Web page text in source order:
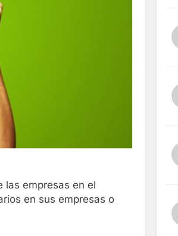
las empresas en el
en sus empresas o